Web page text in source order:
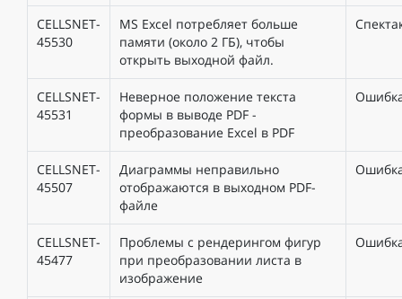
CELLSNET-
45530
MS Excel потребляет больше
памяти (около 2 ГБ), чтобы
открыть выходной файл.
CELLSNET-
45531
Неверное положение текста
формы в выводе PDF -
преобразование Excel в PDF
CELLSNET-
45507
Диаграммы неправильно
отображаются в выходном PDF-
файле
CELLSNET-
45477
Проблемы с рендерингом фигур
при преобразовании листа в
изображение